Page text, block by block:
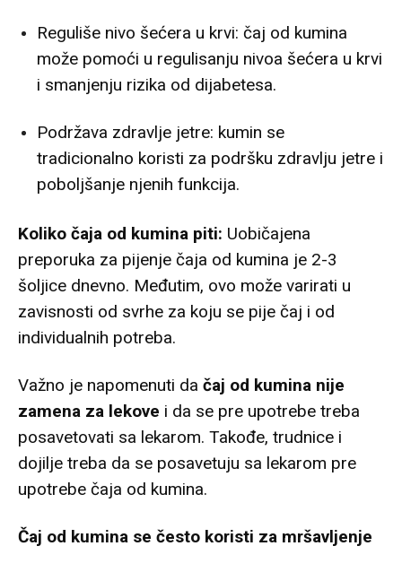
Reguliše nivo šećera u krvi: čaj od kumina
može pomoći u regulisanju nivoa šećera u krvi
i smanjenju rizika od dijabetesa.
Podržava zdravlje jetre: kumin se
tradicionalno koristi za podršku zdravlju jetre i
poboljšanje njenih funkcija.
Koliko čaja od kumina piti: Uobičajena
preporuka za pijenje čaja od kumina je 2-3
šoljice dnevno. Međutim, ovo može varirati u
zavisnosti od svrhe za koju se pije čaj i od
individualnih potreba.
Važno je napomenuti da čaj od kumina nije
zamena za lekove i da se pre upotrebe treba
posavetovati sa lekarom. Takođe, trudnice i
dojilje treba da se posavetuju sa lekarom pre
upotrebe čaja od kumina.
Čaj od kumina se često koristi za mršavljenje